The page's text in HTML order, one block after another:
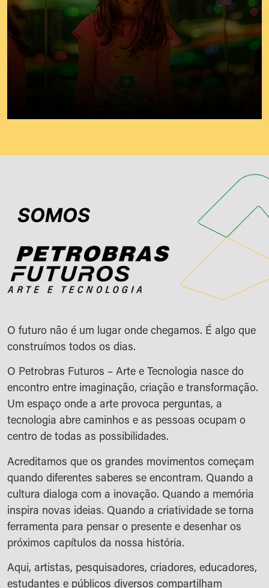
SOMOS
O futuro não é um lugar onde chegamos. É algo que
construímos todos os dias.
O Petrobras Futuros – Arte e Tecnologia nasce do
encontro entre imaginação, criação e transformação.
Um espaço onde a arte provoca perguntas, a
tecnologia abre caminhos e as pessoas ocupam o
centro de todas as possibilidades.
Acreditamos que os grandes movimentos começam
quando diferentes saberes se encontram. Quando a
cultura dialoga com a inovação. Quando a memória
inspira novas ideias. Quando a criatividade se torna
ferramenta para pensar o presente e desenhar os
próximos capítulos da nossa história.
Aqui, artistas, pesquisadores, criadores, educadores,
estudantes e públicos diversos compartilham